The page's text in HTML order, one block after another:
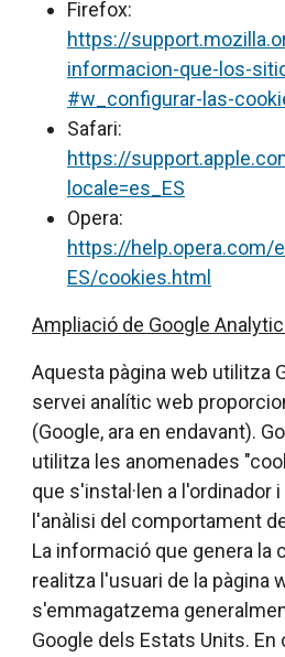
Firefox:
https://
informacion-que-los-
#w_configurar-las-
Safari:
https://
locale=es_ES
Opera:
https://help.opera.com/
ES/cookies.html
Ampliació de Google
Aquesta pàgina web utilitza
servei analític web
(Google, ara en endavant).
utilitza les anomenades
que s'instal·len a l'ordinador
l'anàlisi del comportament
La informació que genera la
realitza l'usuari de la pàgina
s'emmagatzema
Google dels Estats Units.